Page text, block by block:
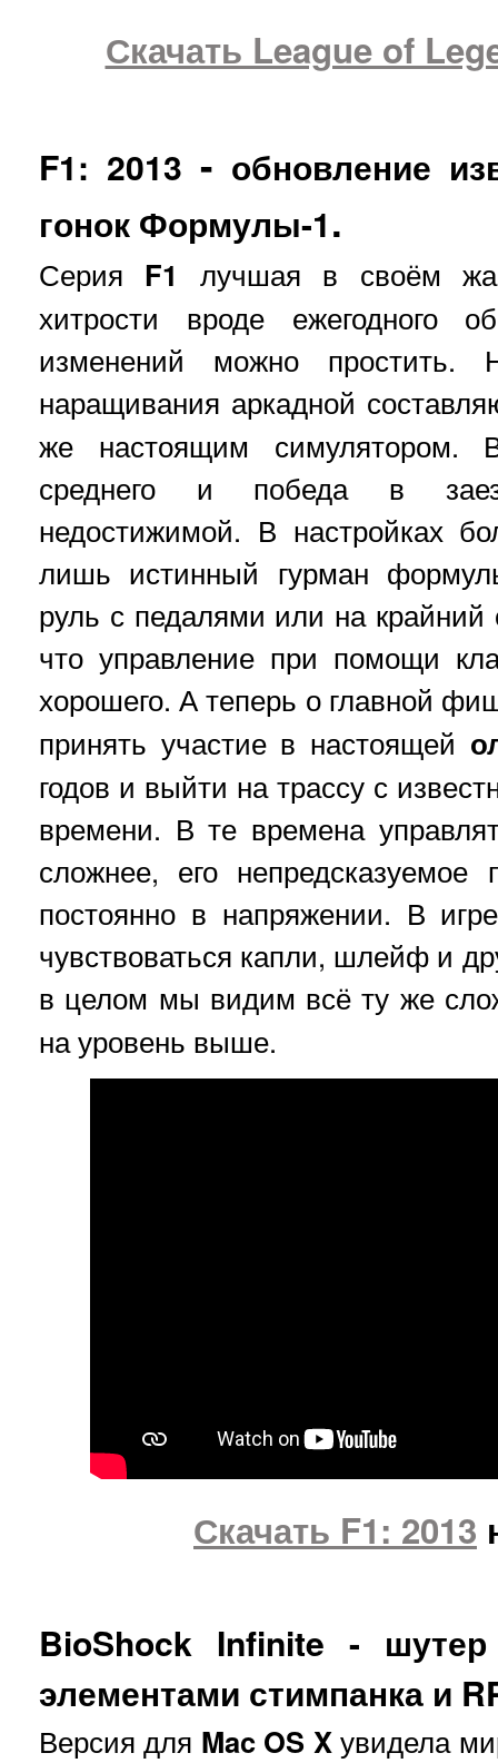
Скачать League of
F1: 2013 - обновление
гонок Формулы-1.
Серия F1
лучшая в своём
хитрости вроде ежегодного
изменений можно простить.
наращивания аркадной
же настоящим симулятором.
среднего и победа в
недостижимой. В настройках
лишь истинный гурман
руль с педалями или на крайний
что управление при помощи
хорошего. А теперь о главной
принять участие в настоящей
годов и выйти на трассу с
времени. В те времена
сложнее, его непредсказуемое
постоянно в напряжении. В
чувствоваться капли, шлейф и
в целом мы видим всё ту же
на уровень выше.
Скачать F1: 2013
BioShock Infinite -
элементами стимпанка и
Версия для Mac OS Xувидела